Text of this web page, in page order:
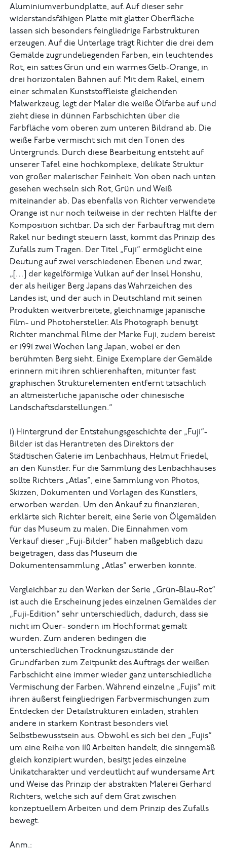
Aluminiumverbundplatte, auf. Auf dieser sehr
widerstandsfähigen Platte mit glatter Oberfläche
lassen sich besonders feingliedrige Farbstrukturen
erzeugen. Auf die Unterlage trägt Richter die drei dem
Gemälde zugrundeliegenden Farben, ein leuchtendes
Rot, ein sattes Grün und ein warmes Gelb-Orange, in
drei horizontalen Bahnen auf. Mit dem Rakel, einem
einer schmalen Kunststoffleiste gleichenden
Malwerkzeug, legt der Maler die weiße Ölfarbe auf und
zieht diese in dünnen Farbschichten über die
Farbfläche vom oberen zum unteren Bildrand ab. Die
weiße Farbe vermischt sich mit den Tönen des
Untergrunds. Durch diese Bearbeitung entsteht auf
unserer Tafel eine hochkomplexe, delikate Struktur
von großer malerischer Feinheit. Von oben nach unten
gesehen wechseln sich Rot, Grün und Weiß
miteinander ab. Das ebenfalls von Richter verwendete
Orange ist nur noch teilweise in der rechten Hälfte der
Komposition sichtbar. Da sich der Farbauftrag mit dem
Rakel nur bedingt steuern lässt, kommt das Prinzip des
Zufalls zum Tragen. Der Titel „Fuji“ ermöglicht eine
Deutung auf zwei verschiedenen Ebenen und zwar,
„[…] der kegelförmige Vulkan auf der Insel Honshu,
der als heiliger Berg Japans das Wahrzeichen des
Landes ist, und der auch in Deutschland mit seinen
Produkten weitverbreitete, gleichnamige japanische
Film- und Photohersteller. Als Photograph benutzt
Richter manchmal Filme der Marke Fuji, zudem bereist
er 1991 zwei Wochen lang Japan, wobei er den
berühmten Berg sieht. Einige Exemplare der Gemälde
erinnern mit ihren schlierenhaften, mitunter fast
graphischen Strukturelementen entfernt tatsächlich
an altmeisterliche japanische oder chinesische
Landschaftsdarstellungen.“
1) Hintergrund der Entstehungsgeschichte der „Fuji“-
Bilder ist das Herantreten des Direktors der
Städtischen Galerie im Lenbachhaus, Helmut Friedel,
an den Künstler. Für die Sammlung des Lenbachhauses
sollte Richters „Atlas”, eine Sammlung von Photos,
Skizzen, Dokumenten und Vorlagen des Künstlers,
erworben werden. Um den Ankauf zu finanzieren,
erklärte sich Richter bereit, eine Serie von Ölgemälden
für das Museum zu malen. Die Einnahmen vom
Verkauf dieser „Fuji-Bilder“ haben maßgeblich dazu
beigetragen, dass das Museum die
Dokumentensammlung „Atlas“ erwerben konnte.
Vergleichbar zu den Werken der Serie „Grün-Blau-Rot“
ist auch die Erscheinung jedes einzelnen Gemäldes der
„Fuji-Edition“ sehr unterschiedlich, dadurch, dass sie
nicht im Quer- sondern im Hochformat gemalt
wurden. Zum anderen bedingen die
unterschiedlichen Trocknungszustände der
Grundfarben zum Zeitpunkt des Auftrags der weißen
Farbschicht eine immer wieder ganz unterschiedliche
Vermischung der Farben. Während einzelne „Fujis“ mit
ihren äußerst feingliedrigen Farbvermischungen zum
Entdecken der Detailstrukturen einladen, strahlen
andere in starkem Kontrast besonders viel
Selbstbewusstsein aus. Obwohl es sich bei den „Fujis“
um eine Reihe von 110 Arbeiten handelt, die sinngemäß
gleich konzipiert wurden, besitzt jedes einzelne
Unikatcharakter und verdeutlicht auf wundersame Art
und Weise das Prinzip der abstrakten Malerei Gerhard
Richters, welche sich auf dem Grat zwischen
konzeptuellem Arbeiten und dem Prinzip des Zufalls
bewegt.
Anm.: